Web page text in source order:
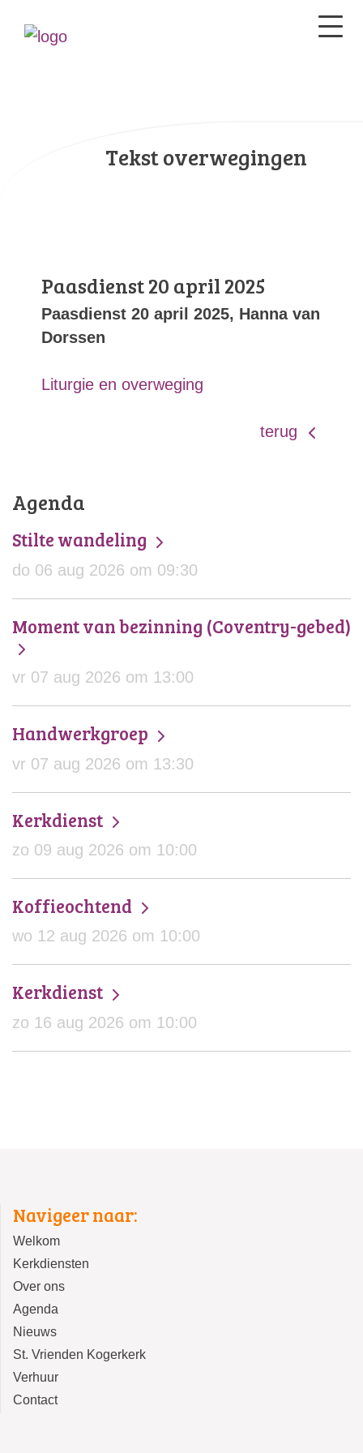
Tekst overwegingen
Paasdienst 20 april 2025
Paasdienst 20 april 2025, Hanna van
Dorssen
Liturgie en overweging
terug
Agenda
Stilte wandeling
do 06 aug 2026 om 09:30
Moment van bezinning (Coventry-gebed)
vr 07 aug 2026 om 13:00
Handwerkgroep
vr 07 aug 2026 om 13:30
Kerkdienst
zo 09 aug 2026 om 10:00
Koffieochtend
wo 12 aug 2026 om 10:00
Kerkdienst
zo 16 aug 2026 om 10:00
Navigeer naar:
Welkom
Kerkdiensten
Over ons
Agenda
Nieuws
St. Vrienden Kogerkerk
Verhuur
Contact